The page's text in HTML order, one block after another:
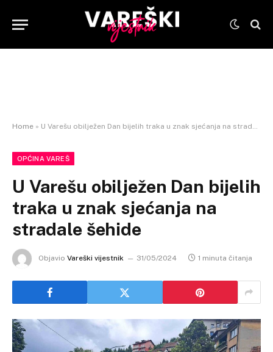
Home » U Varešu obilježen Dan bijelih traka u znak sjećanja na stradale šehide
OPĆINA VAREŠ
U Varešu obilježen Dan bijelih
traka u znak sjećanja na
stradale šehide
Objavio Vareški vijestnik 31/05/2024 1 minuta čitanja